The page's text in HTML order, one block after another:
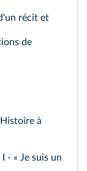
récit et
de
à
- « Je suis un